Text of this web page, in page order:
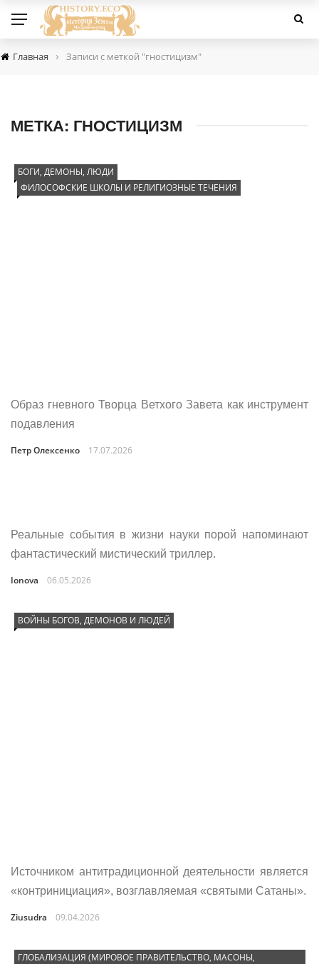
Главная › Записи с меткой "гностицизм"
МЕТКА: ГНОСТИЦИЗМ
БОГИ, ДЕМОНЫ, ЛЮДИ
ФИЛОСОФСКИЕ ШКОЛЫ И РЕЛИГИОЗНЫЕ ТЕЧЕНИЯ
Образ гневного Творца Ветхого Завета как инструмент
подавления
Петр Олексенко 17.07.2026
Реальные события в жизни науки порой напоминают
фантастический мистический триллер.
Ionova 06.05.2026
ВОЙНЫ БОГОВ, ДЕМОНОВ И ЛЮДЕЙ
Источником антитрадиционной деятельности является
«контринициация», возглавляемая «святыми Сатаны».
Ziusudra 09.04.2026
ГЛОБАЛИЗАЦИЯ (МИРОВОЕ ПРАВИТЕЛЬСТВО, МАСОНЫ,